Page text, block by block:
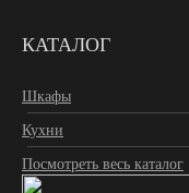
КАТАЛОГ
Шкафы
Кухни
Посмотреть весь каталог